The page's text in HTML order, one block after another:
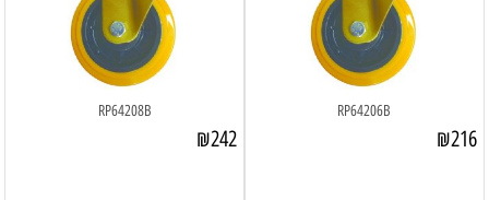
RP64206B
₪216
RP64208B
₪242